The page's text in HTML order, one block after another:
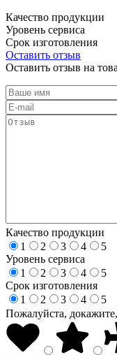
Качество продукции
Уровень сервиса
Срок изготовления
Оставить отзыв
Оставить отзыв на
Качество продукции
1
2 3 4
5
Уровень сервиса
1
2 3 4
5
Срок изготовления
1
2 3 4
5
Пожалуйста,